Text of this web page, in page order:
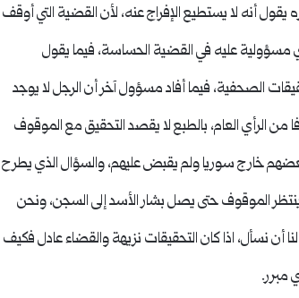
أنه لا يستطيع الإفراج عنه، لأن القضية التي أوقف
عليه في القضية الحساسة، فيما يقول
الصحفية، فيما أفاد مسؤول آخر أن الرجل لا يوجد
الرأي العام، بالطبع لا يقصد التحقيق مع الموقوف
خارج سوريا ولم يقبض عليهم، والسؤال الذي يطرح
الموقوف حتى يصل بشار الأسد إلى السجن، ونحن
أن نسأل، اذا كان التحقيقات نزيهة والقضاء عادل فكيف
مبرر.